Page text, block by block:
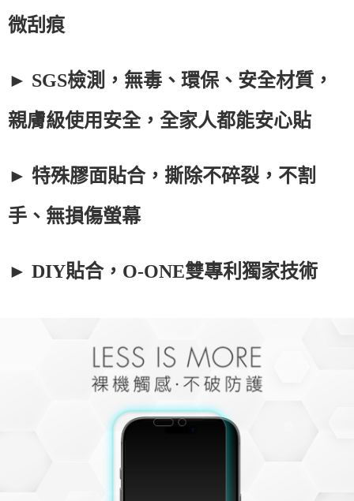
微刮痕
► SGS檢測，無毒、環保、安全材質，
親膚級使用安全，全家人都能安心貼
► 特殊膠面貼合，撕除不碎裂，不割
手、無損傷螢幕
► DIY貼合，O-ONE雙專利獨家技術